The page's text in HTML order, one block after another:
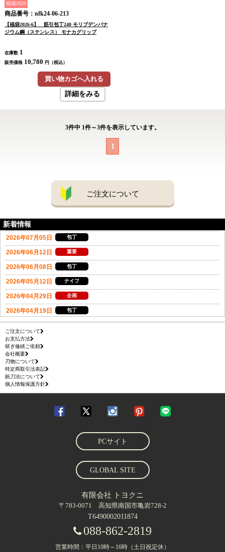
福袋2026
商品番号：nfk24-06-213
【福袋2026-6】 筋引包丁240 モリブデンバナ
ジウム鋼（ステンレス） モナカグリップ
在庫数 1
販売価格 10,780 円（税込）
買い物カゴへ入れる
詳細をみる
3件中 1件～3件を表示しています。
1
ご注文について
新着情報
ご注文について
お支払方法
研ぎ修繕ご依頼
会社概要
刃物について
特定商取引法表記
銃刀法について
個人情報保護方針
PCサイト
GLOBAL SITE
有限会社 トヨクニ
〒783-0071 高知県南国市亀岩728-2
T6490002011874
088-862-2819
営業時間：平日10時～16時（土日祝定休）